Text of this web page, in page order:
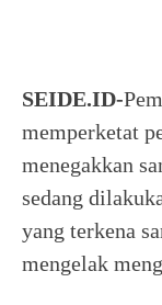
SEIDE.ID-
memperketat
menegakkan
sedang
yang terkena
mengelak